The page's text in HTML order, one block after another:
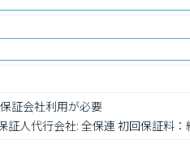
証会社利用が必要
証人代行会社: 全保連 初回保証料